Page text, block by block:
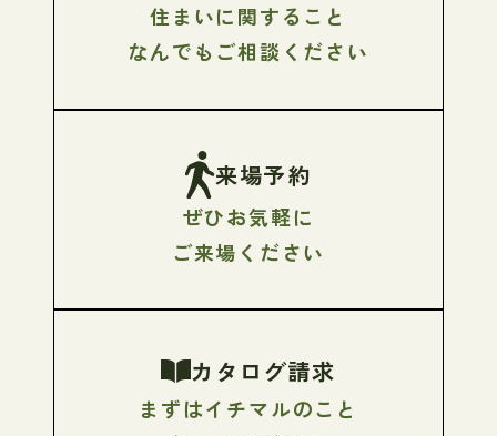
住まいに関すること
なんでもご相談ください
来場予約
ぜひお気軽に
ご来場ください
カタログ請求
まずはイチマルのこと